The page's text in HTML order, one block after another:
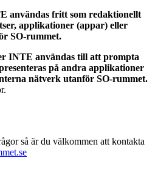
användas fritt som redaktionellt
applikationer (appar) eller
SO-rummet.
INTE användas till att prompta
på andra applikationer
nätverk utanför SO-rummet.
så är du välkommen att kontakta